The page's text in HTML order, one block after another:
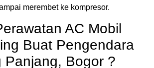
merembet ke kompresor.
AC Mobil
Buat Pengendara
Panjang, Bogor ?